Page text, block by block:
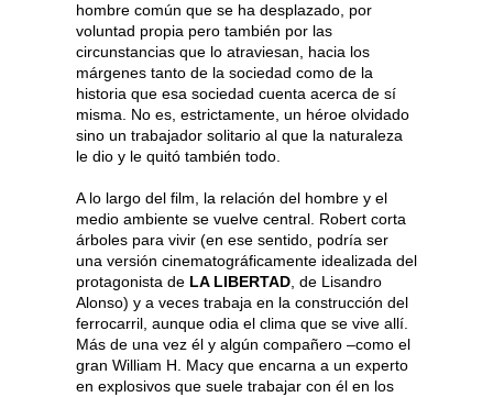
hombre común que se ha desplazado, por
voluntad propia pero también por las
circunstancias que lo atraviesan, hacia los
márgenes tanto de la sociedad como de la
historia que esa sociedad cuenta acerca de sí
misma. No es, estrictamente, un héroe olvidado
sino un trabajador solitario al que la naturaleza
le dio y le quitó también todo.
A lo largo del film, la relación del hombre y el
medio ambiente se vuelve central. Robert corta
árboles para vivir (en ese sentido, podría ser
una versión cinematográficamente idealizada del
protagonista de LA LIBERTAD, de Lisandro
Alonso) y a veces trabaja en la construcción del
ferrocarril, aunque odia el clima que se vive allí.
Más de una vez él y algún compañero –como el
gran William H. Macy que encarna a un experto
en explosivos que suele trabajar con él en los